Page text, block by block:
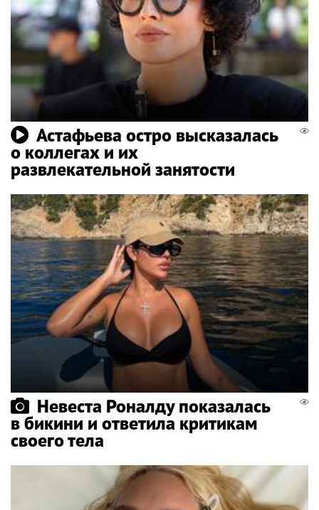
Астафьева остро высказалась
о коллегах и их
развлекательной занятости
Невеста Роналду показалась
в бикини и ответила критикам
своего тела